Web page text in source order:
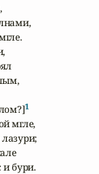
1
мгле,
лазури;
и бури.